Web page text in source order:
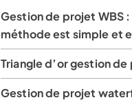
Gestion de projet WBS
méthode est simple et
Triangle d’or gestion
Gestion de projet